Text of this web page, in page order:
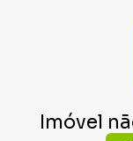
Imóvel